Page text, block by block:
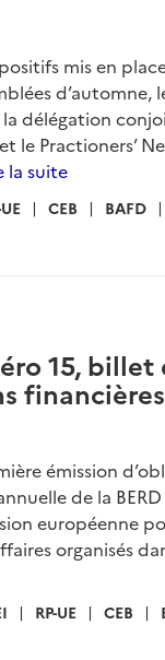
mis en
délégation
le Practioners’
la suite
CEB BAFD
15, billet
émission
de la
européenne
organisés
RP-UE CEB